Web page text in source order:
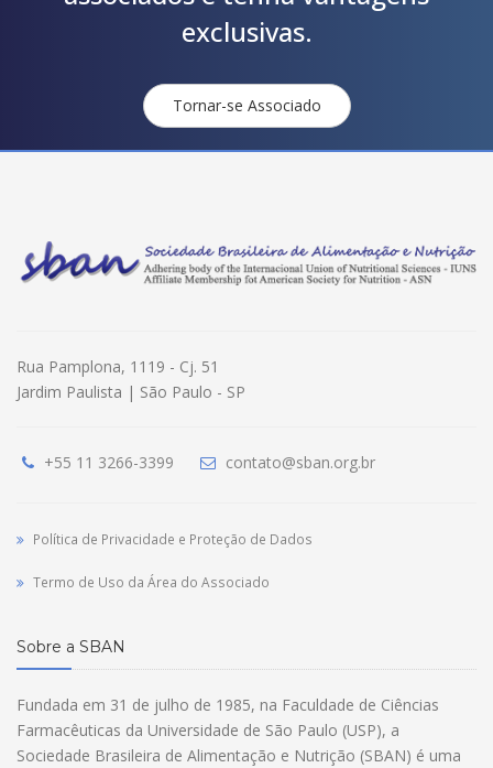
exclusivas.
Tornar-se Associado
Rua Pamplona, 1119 - Cj. 51
Jardim Paulista | São Paulo - SP
+55 11 3266-3399 contato@sban.org.br
Política de Privacidade e Proteção de Dados
Termo de Uso da Área do Associado
Sobre a SBAN
Fundada em 31 de julho de 1985, na Faculdade de Ciências
Farmacêuticas da Universidade de São Paulo (USP), a
Sociedade Brasileira de Alimentação e Nutrição (SBAN) é uma